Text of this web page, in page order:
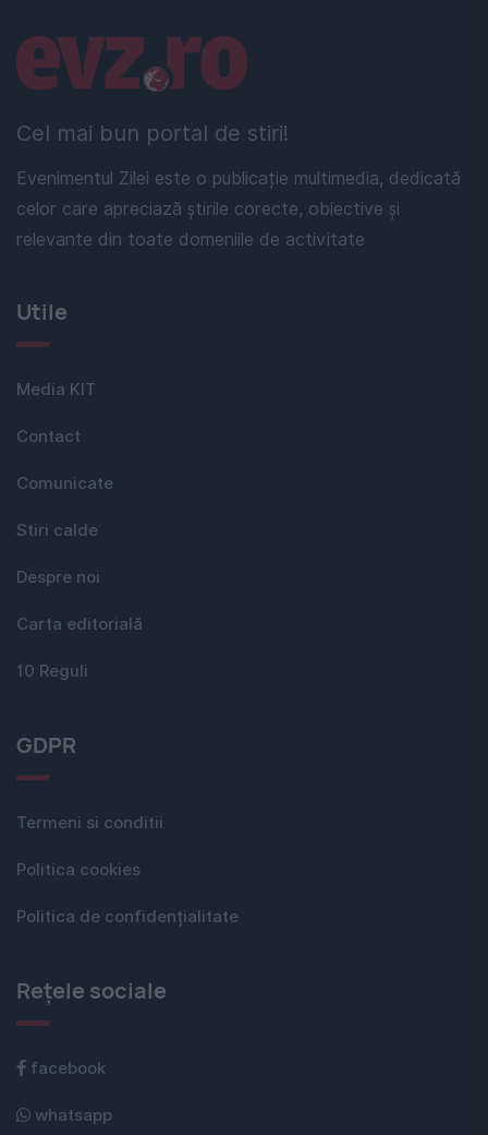
Cel mai bun portal de stiri!
Evenimentul Zilei este o publicație multimedia, dedicată
celor care apreciază știrile corecte, obiective și
relevante din toate domeniile de activitate
Linkuri utile
Utile
Media KIT
Contact
Comunicate
Stiri calde
Despre noi
Carta editorială
10 Reguli
GDPR
Termeni si conditii
Politica cookies
Politica de confidențialitate
Rețele sociale
facebook
whatsapp